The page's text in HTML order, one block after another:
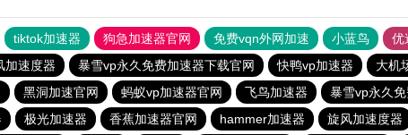
tiktok加速器 狗急加速器官网 免费vqn外网加速 小蓝鸟 优
加速度器 暴雪vp永久免费加速器下载官网 快鸭vp加速器 大机
黑洞加速官网 蚂蚁vp加速器官网 飞鸟加速器 暴雪vp永久
极光加速器 香蕉加速器官网 hammer加速器 旋风加速度器